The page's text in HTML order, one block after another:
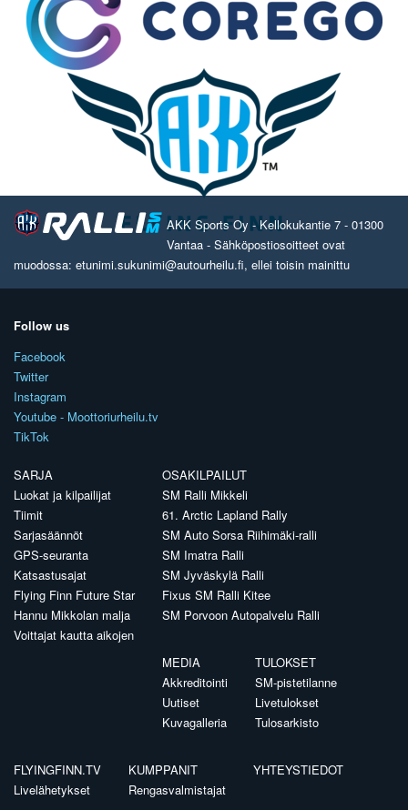
AKK Sports Oy - Kellokukantie 7 - 01300
Vantaa - Sähköpostiosoitteet ovat
muodossa: etunimi.sukunimi@autourheilu.fi, ellei toisin mainittu
Follow us
Facebook
Twitter
Instagram
Youtube - Moottoriurheilu.tv
TikTok
SARJA
Luokat ja kilpailijat
Tiimit
Sarjasäännöt
GPS-seuranta
Katsastusajat
Flying Finn Future Star
Hannu Mikkolan malja
Voittajat kautta aikojen
OSAKILPAILUT
SM Ralli Mikkeli
61. Arctic Lapland Rally
SM Auto Sorsa Riihimäki-ralli
SM Imatra Ralli
SM Jyväskylä Ralli
Fixus SM Ralli Kitee
SM Porvoon Autopalvelu Ralli
MEDIA
Akkreditointi
Uutiset
Kuvagalleria
TULOKSET
SM-pistetilanne
Livetulokset
Tulosarkisto
FLYINGFINN.TV
Livelähetykset
KUMPPANIT
Rengasvalmistajat
YHTEYSTIEDOT